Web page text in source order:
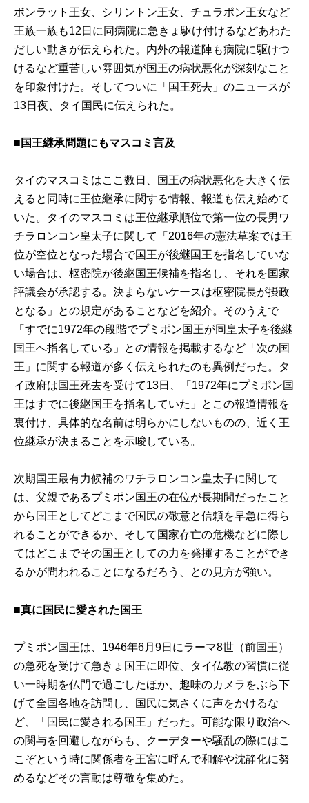
ボンラット王女、シリントン王女、チュラポン王女など
王族一族も12日に同病院に急きょ駆け付けるなどあわた
だしい動きが伝えられた。内外の報道陣も病院に駆けつ
けるなど重苦しい雰囲気が国王の病状悪化が深刻なこと
を印象付けた。そしてついに「国王死去」のニュースが
13日夜、タイ国民に伝えられた。
■国王継承問題にもマスコミ言及
タイのマスコミはここ数日、国王の病状悪化を大きく伝
えると同時に王位継承に関する情報、報道も伝え始めて
いた。タイのマスコミは王位継承順位で第一位の長男ワ
チラロンコン皇太子に関して「2016年の憲法草案では王
位が空位となった場合で国王が後継国王を指名していな
い場合は、枢密院が後継国王候補を指名し、それを国家
評議会が承認する。決まらないケースは枢密院長が摂政
となる」との規定があることなどを紹介。そのうえで
「すでに1972年の段階でプミポン国王が同皇太子を後継
国王へ指名している」との情報を掲載するなど「次の国
王」に関する報道が多く伝えられたのも異例だった。タ
イ政府は国王死去を受けて13日、「1972年にプミポン国
王はすでに後継国王を指名していた」とこの報道情報を
裏付け、具体的な名前は明らかにしないものの、近く王
位継承が決まることを示唆している。
次期国王最有力候補のワチラロンコン皇太子に関して
は、父親であるプミポン国王の在位が長期間だったこと
から国王としてどこまで国民の敬意と信頼を早急に得ら
れることができるか、そして国家存亡の危機などに際し
てはどこまでその国王としての力を発揮することができ
るかが問われることになるだろう、との見方が強い。
■真に国民に愛された国王
プミポン国王は、1946年6月9日にラーマ8世（前国王）
の急死を受けて急きょ国王に即位、タイ仏教の習慣に従
い一時期を仏門で過ごしたほか、趣味のカメラをぶら下
げて全国各地を訪問し、国民に気さくに声をかけるな
ど、「国民に愛される国王」だった。可能な限り政治へ
の関与を回避しながらも、クーデターや騒乱の際にはこ
こぞという時に関係者を王宮に呼んで和解や沈静化に努
めるなどその言動は尊敬を集めた。